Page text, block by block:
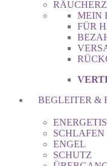
MEIN
FÜR
BEGLEITER &
ENGEL
SCHUTZ